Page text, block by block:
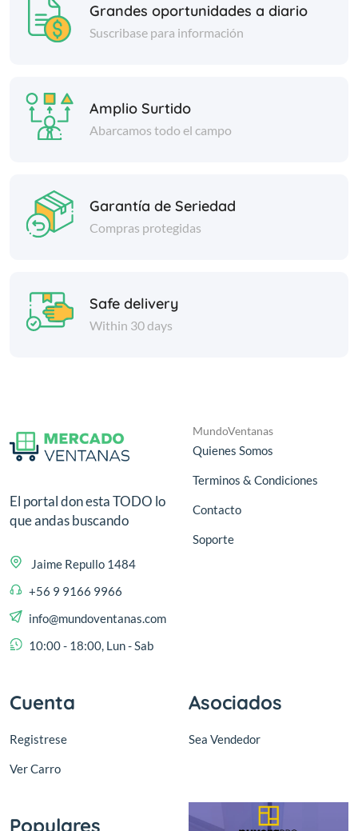
Grandes oportunidades a diario
Suscribase para información
Amplio Surtido
Abarcamos todo el campo
Garantía de Seriedad
Compras protegidas
Safe delivery
Within 30 days
El portal don esta TODO lo
que andas buscando
Jaime Repullo 1484
+56 9 9166 9966
info@mundoventanas.com
10:00 - 18:00, Lun - Sab
MundoVentanas
Quienes Somos
Terminos & Condiciones
Contacto
Soporte
Cuenta
Registrese
Ver Carro
Asociados
Sea Vendedor
Populares